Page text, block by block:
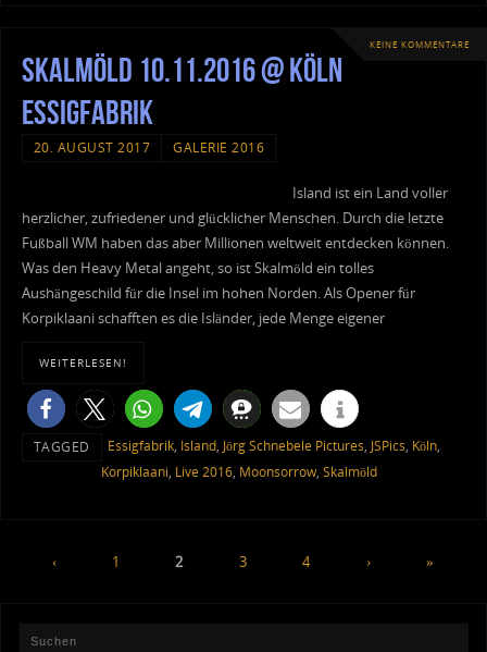
KEINE KOMMENTARE
Skalmöld 10.11.2016 @ Köln
Essigfabrik
20. AUGUST 2017 GALERIE 2016
Island ist ein Land voller
herzlicher, zufriedener und glücklicher Menschen. Durch die letzte
Fußball WM haben das aber Millionen weltweit entdecken können.
Was den Heavy Metal angeht, so ist Skalmöld ein tolles
Aushängeschild für die Insel im hohen Norden. Als Opener für
Korpiklaani schafften es die Isländer, jede Menge eigener
WEITERLESEN!
TAGGED Essigfabrik, Island, Jörg Schnebele Pictures, JSPics, Köln,
Korpiklaani, Live 2016, Moonsorrow, Skalmöld
‹ 1 2 3 4 › »